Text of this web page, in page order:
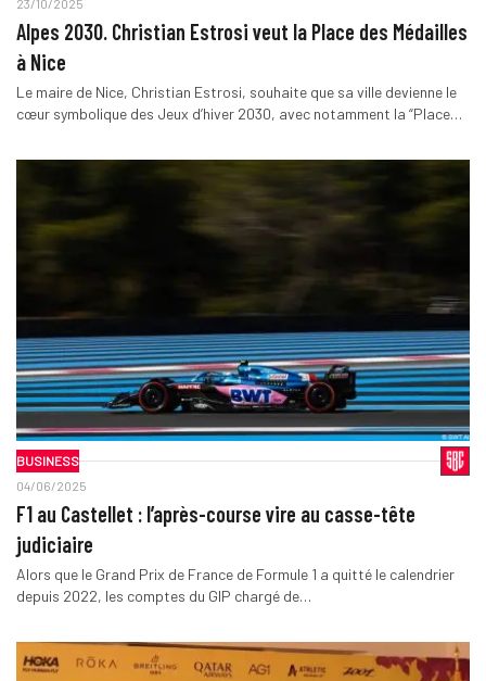
23/10/2025
Alpes 2030. Christian Estrosi veut la Place des Médailles
à Nice
Le maire de Nice, Christian Estrosi, souhaite que sa ville devienne le
cœur symbolique des Jeux d’hiver 2030, avec notamment la “Place…
BUSINESS
04/06/2025
F1 au Castellet : l’après-course vire au casse-tête
judiciaire
Alors que le Grand Prix de France de Formule 1 a quitté le calendrier
depuis 2022, les comptes du GIP chargé de…